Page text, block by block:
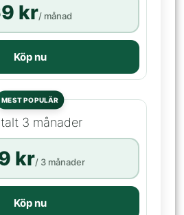
kr/ månad
Köp nu
MEST POPULÄR
3 månader
kr/ 3 månader
Köp nu